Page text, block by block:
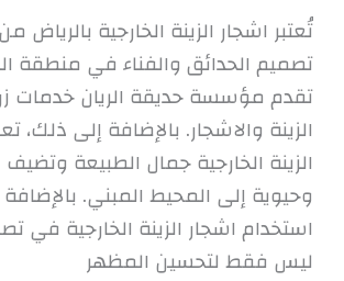
تُعتبر اشجار الزينة الخارجية بالرياض
تصميم الحدائق والفناء في منطقة
تقدم مؤسسة حديقة الريان خدمات
الزينة والاشجار. بالإضافة إلى
الزينة الخارجية جمال الطبيعة
وحيوية إلى المحيط المبني.
استخدام اشجار الزينة الخارجية في
ليس فقط لتحسين المظهر